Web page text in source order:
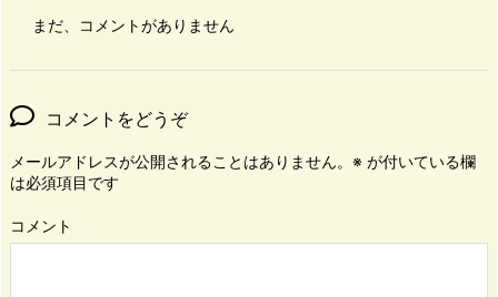
まだ、コメントがありません
コメントをどうぞ
メールアドレスが公開されることはありません。 ※ が付いている欄
は必須項目です
コメント